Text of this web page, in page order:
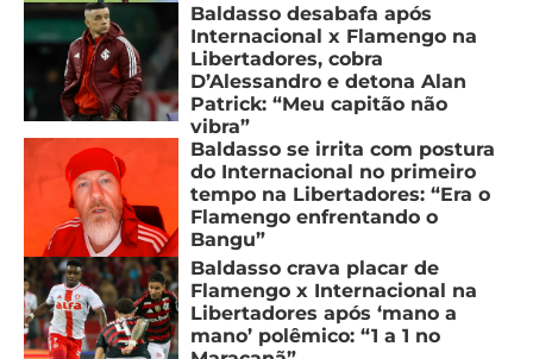
Baldasso desabafa após
Internacional x Flamengo na
Libertadores, cobra
D’Alessandro e detona Alan
Patrick: “Meu capitão não
vibra”
Baldasso se irrita com postura
do Internacional no primeiro
tempo na Libertadores: “Era o
Flamengo enfrentando o
Bangu”
Baldasso crava placar de
Flamengo x Internacional na
Libertadores após ‘mano a
mano’ polêmico: “1 a 1 no